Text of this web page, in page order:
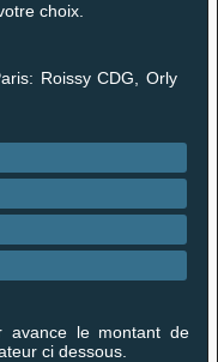
choix.
Roissy CDG, Orly
avance le montant de
ci dessous.